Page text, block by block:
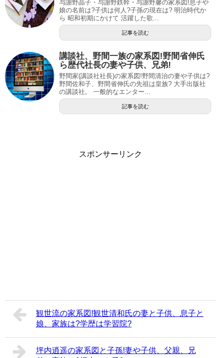
与謝野晶子・与謝野鉄幹・与謝野馨の家系図!息子や
娘の名前は?子供は何人?子孫の現在は? 明治時代か
ら 昭和初期にかけて 活躍した歌...
記事を読む
講談社、野間一族の家系図!野間省伸氏
ら歴代社長の妻や子供、兄弟!
野間家(講談社社長)の家系図!野間清治の妻や子供は?
野間佐和子、野間省伸氏の先祖は皇族? 大手出版社
の講談社。 一般的なエンター...
記事を読む
スポンサーリンク
観世流の家系図!観世清和氏の妻と子供、息子と
娘、家族は?学歴は学習院?
坪内逍遥の家系図と子孫!妻や子供、父親、兄